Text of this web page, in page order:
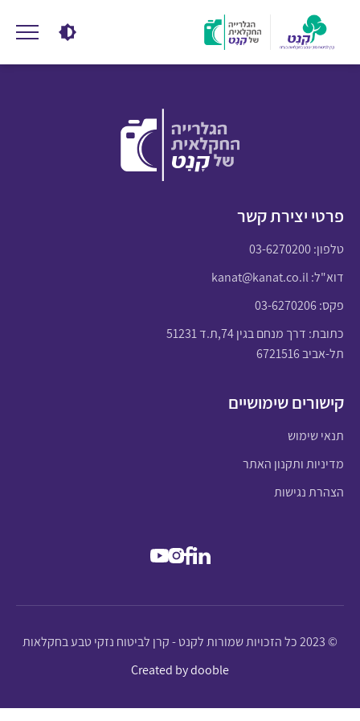
פרטי יצירת קשר
טלפון:03-6270200
דוא"ל:kanat@kanat.co.il
פקס: 03-6270206
כתובת: דרך מנחם בגין 74,ת.ד 51231
תל-אביב 6721516
קישורים שימושיים
תנאי שימוש
מדיניות ותקנון האתר
הצהרת נגישות
© 2023 כל הזכויות שמורות לקנט - קרן לביטוח נזקי טבע בחקלאות
Created by dooble